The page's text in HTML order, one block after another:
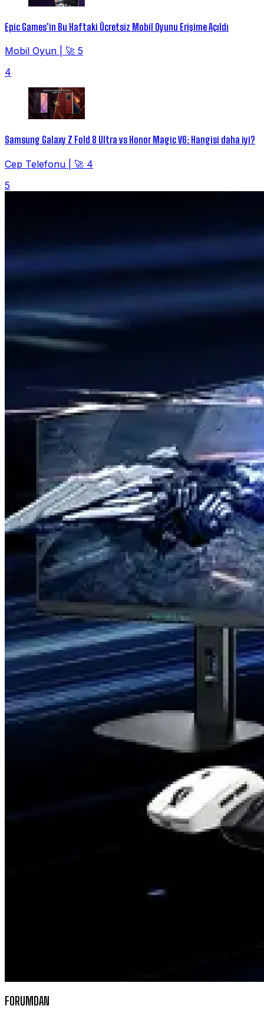
Epic Games'in Bu Haftaki Ücretsiz Mobil Oyunu Erişime Açıldı
Mobil Oyun
🚀 5
4
Samsung Galaxy Z Fold 8 Ultra vs Honor Magic V6: Hangisi daha iyi?
Cep Telefonu
🚀 4
5
FORUMDAN